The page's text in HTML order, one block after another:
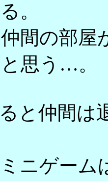
。
間の部屋
思う…。
と仲間は
ニゲーム